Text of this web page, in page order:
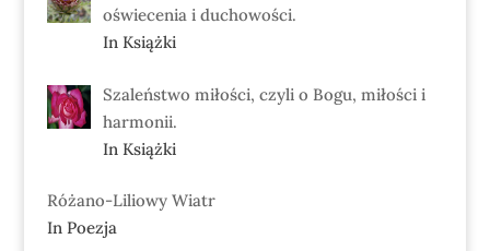
oświecenia i duchowości.
In Książki
Szaleństwo miłości, czyli o Bogu, miłości i
harmonii.
In Książki
Różano-Liliowy Wiatr
In Poezja